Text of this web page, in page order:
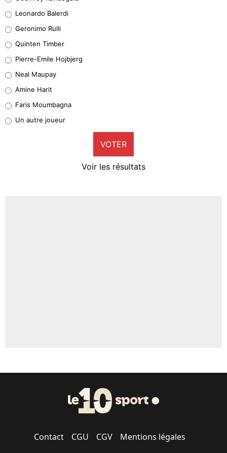
38%
32%
5%
1%
9%
Leonardo Balerdi
Geronimo Rulli
Quinten Timber
Pierre-Emile Hojbjerg
Neal Maupay
Amine Harit
Faris Moumbagna
Un autre joueur
VOTER
Voir les résultats
Contact CGU CGV Mentions légales